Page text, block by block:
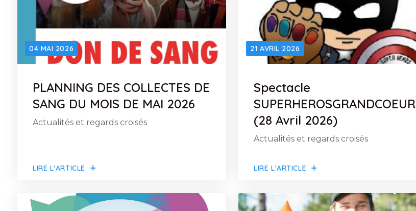
LIRE L'ARTICLE
04 MAI 2026
PLANNING DES COLLECTES DE
SANG DU MOIS DE MAI 2026
Actualités et regards croisés
LIRE L'ARTICLE
21 AVRIL 2026
Spectacle
SUPERHEROSGRANDCOEUR
(28 Avril 2026)
Actualités et regards croisés